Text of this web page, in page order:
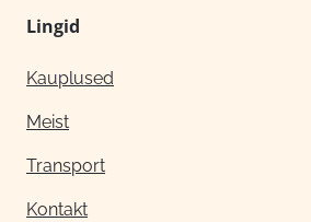
Lingid
Kauplused
Meist
Transport
Kontakt